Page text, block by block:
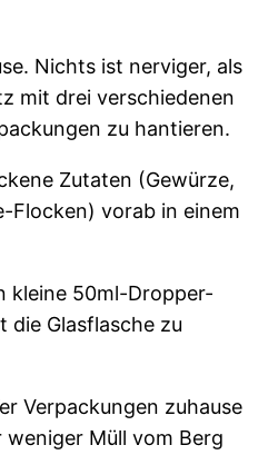
Nichts ist nerviger, als
mit drei verschiedenen
zu hantieren.
Zutaten (Gewürze,
Flocken) vorab in einem
kleine 50ml-Dropper-
die Glasflasche zu
Verpackungen zuhause
weniger Müll vom Berg